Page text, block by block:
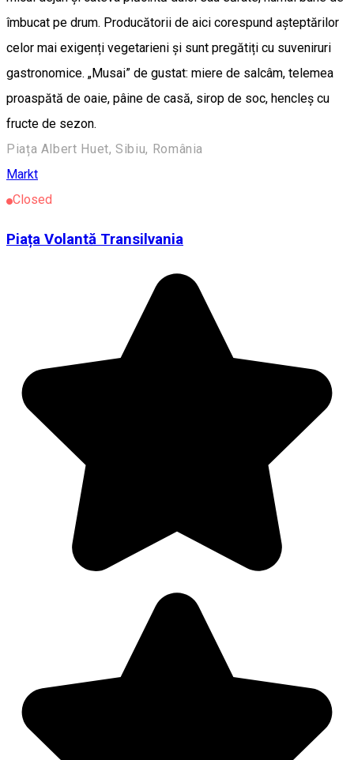
îmbucat pe drum. Producătorii de aici corespund așteptărilor
celor mai exigenți vegetarieni și sunt pregătiți cu suveniruri
gastronomice. „Musai” de gustat: miere de salcâm, telemea
proaspătă de oaie, pâine de casă, sirop de soc, hencleș cu
fructe de sezon.
Piața Albert Huet, Sibiu, România
Markt
Closed
Piața Volantă Transilvania